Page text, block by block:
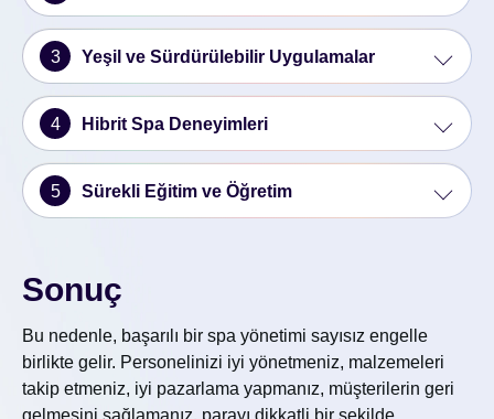
3 Yeşil ve Sürdürülebilir Uygulamalar
4 Hibrit Spa Deneyimleri
5 Sürekli Eğitim ve Öğretim
Sonuç
Bu nedenle, başarılı bir spa yönetimi sayısız engelle
birlikte gelir. Personelinizi iyi yönetmeniz, malzemeleri
takip etmeniz, iyi pazarlama yapmanız, müşterilerin geri
gelmesini sağlamanız, parayı dikkatli bir şekilde